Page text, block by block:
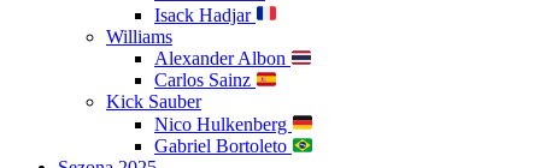
Isack Hadjar
Williams
Alexander Albon
Carlos Sainz
Kick Sauber
Nico Hulkenberg
Gabriel Bortoleto